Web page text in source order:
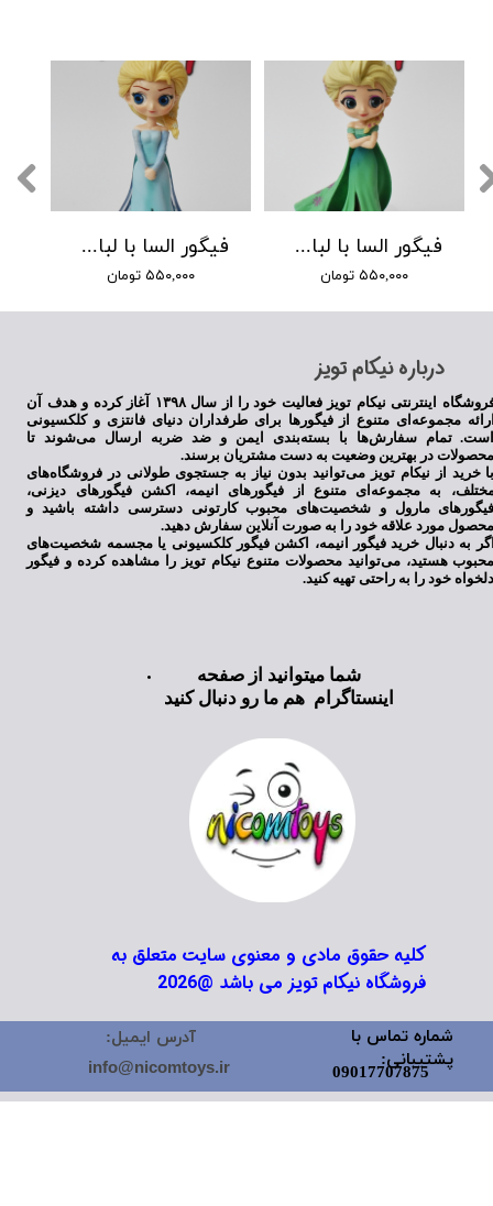
فیگور السا با لباس آبی
۵۵۰,۰۰۰ تومان
فیگور السا با لباس سبز 2
۵۵۰,۰۰۰ تومان
​درباره نیکام تویز
فروشگاه اینترنتی نیکام تویز فعالیت خود را از سال ۱۳۹۸ آغاز کرده و هدف آن
مجموعه‌ای متنوع از فیگورها برای طرفداران دنیای فانتزی و کلکسیونی
تمام سفارش‌ها با بسته‌بندی ایمن و ضد ضربه ارسال می‌شوند تا
در بهترین وضعیت به دست مشتریان برسند.
خرید از نیکام تویز می‌توانید بدون نیاز به جستجوی طولانی در فروشگاه‌های
به مجموعه‌ای متنوع از فیگورهای انیمه، اکشن فیگورهای دیزنی،
مارول و شخصیت‌های محبوب کارتونی دسترسی داشته باشید و
مورد علاقه خود را به صورت آنلاین سفارش دهید.
به دنبال خرید فیگور انیمه، اکشن فیگور کلکسیونی یا مجسمه شخصیت‌های
هستید، می‌توانید محصولات متنوع نیکام تویز را مشاهده کرده و فیگور
خود را به راحتی تهیه کنید.
کلیه حقوق مادی و معنوی سایت متعلق به
فروشگاه نیکام تویز می باشد @2026
شما میتوانید از صفحه
اینستاگرام هم ما رو دنبال کنید
شماره تماس با
پشتیبانی:
09017707875
آدرس ایمیل:
info@nicomtoys.ir